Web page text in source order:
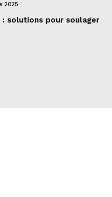
2025
: solutions pour soulager